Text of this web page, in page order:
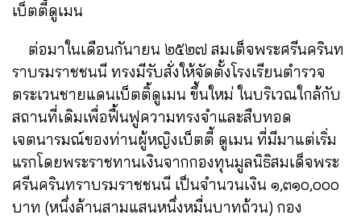
เบ็ตตี้ดูเมน
ต่อมาในเดือนกันายน ๒๕๒๗ สมเต็จพระศรีนครินท
ราบรมราชชนนี ทรงมีรับสั่งให้จัดตั้งโรงเรียนตำรวจ
ตระเวนชายแดนเบ็ตติ้ดูเมน ขึ้นใหม่ ในบริเวณใกล้กับ
สถานที่เดิมเพื่อฟื้นฟูความทรงจำและสืบทอด
เจตนารมณ์ของท่านผู้หญิงเบ็ตตี้ ดูเมน ที่มีมาแต่เริ่ม
แรกโดยพระราชทานเงินจากกองทุนมูลนิธิสมเด็จพระ
ศรีนครินทราบรมราชชนนี เป็นจำนวนเงิน ๑,๓๑๐,๐๐๐
บาท (หนึ่งล้านสามแสนหนึ่งหมื่นบาทถ้วน) กอง